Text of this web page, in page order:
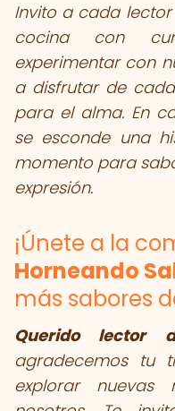
Invito a cada
cocina con
experimentar con
a disfrutar de
para el alma. En
se esconde una
momento para
expresión.
¡Únete a la
Horneando
más sabores
Querido lector
agradecemos tu
explorar